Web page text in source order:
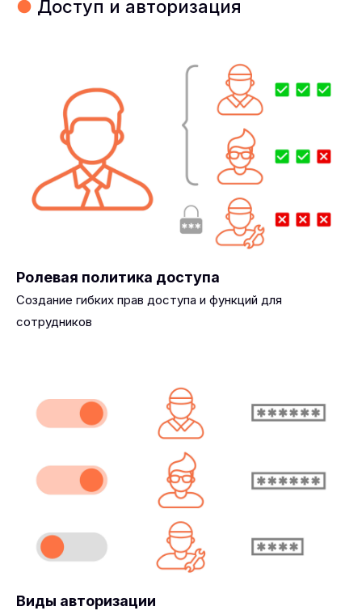
● Доступ и авторизация
Ролевая политика доступа
Создание гибких прав доступа и функций для
сотрудников
Виды авторизации